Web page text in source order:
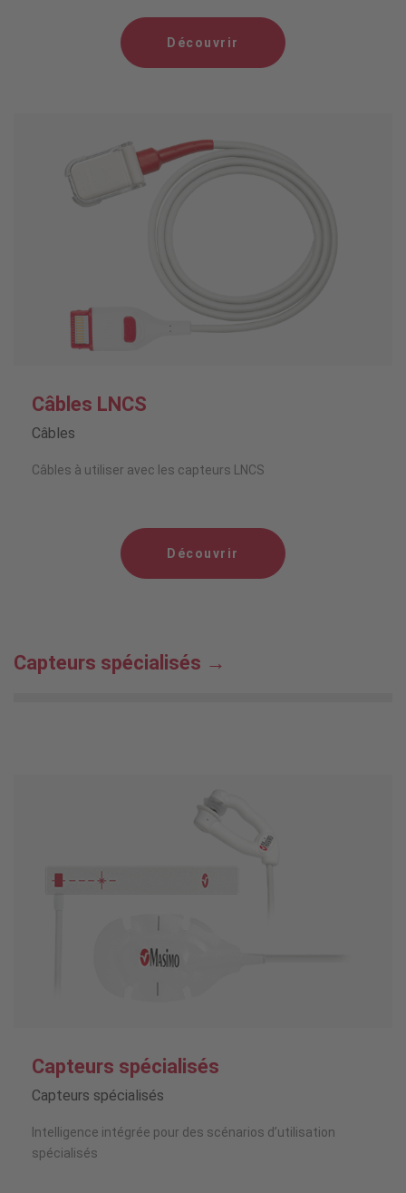
Découvrir
Câbles LNCS
Câbles
Câbles à utiliser avec les capteurs LNCS
Découvrir
Capteurs spécialisés
Capteurs spécialisés
Capteurs spécialisés
Intelligence intégrée pour des scénarios d’utilisation
spécialisés